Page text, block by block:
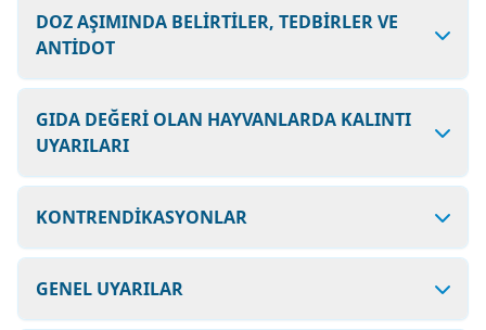
DOZ AŞIMINDA BELİRTİLER, TEDBİRLER VE
ANTİDOT
GIDA DEĞERİ OLAN HAYVANLARDA KALINTI
UYARILARI
KONTRENDİKASYONLAR
GENEL UYARILAR